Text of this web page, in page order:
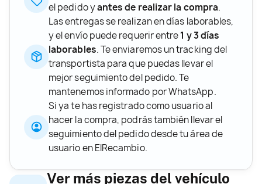
el pedido yantes de realizar la compra.
Las entregas se realizan en días laborables,
y el envío puede requerir entre1 y 3 días
laborables. Te enviaremos un tracking del
transportista para que puedas llevar el
mejor seguimiento del pedido. Te
mantenemos informado por WhatsApp.
Si ya te has registrado como usuario al
hacer la compra, podrás también llevar el
seguimiento del pedido desde tu área de
usuario en ElRecambio.
Ver más piezas del vehículo